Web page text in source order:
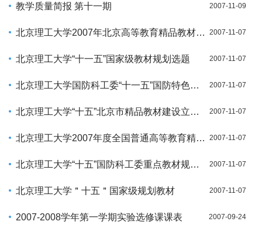
教学质量简报 第十一期 2007-11-09
北京理工大学2007年北京高等教育精品教材建设立项项目 2007-11-07
北京理工大学“十一五”国家级教材规划选题 2007-11-07
北京理工大学国防科工委“十一五”国防特色学科专业规划教材、专 2007-11-07
北京理工大学“十五”北京市精品教材建设立项项目 2007-11-07
北京理工大学2007年度全国普通高等教育精品教材 2007-11-07
北京理工大学“十五”国防科工委重点教材规划选题 2007-11-07
北京理工大学＂十五＂国家级规划教材 2007-11-07
2007-2008学年第一学期实验选修课课表 2007-09-24